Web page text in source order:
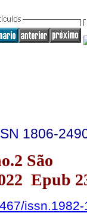
1806-
São
Epub